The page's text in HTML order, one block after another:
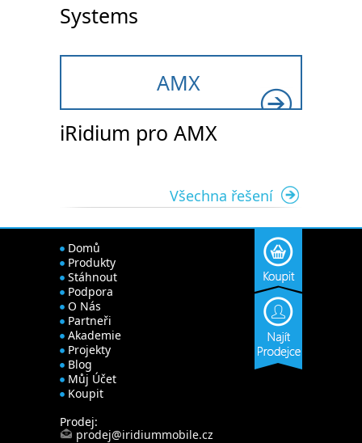
Systems
AMX
iRidium pro AMX
Všechna řešení
Domů
Produkty
Stáhnout
Podpora
O Nás
Partneři
Akademie
Projekty
Blog
Můj Účet
Koupit
Prodej:
prodej@iridiummobile.cz